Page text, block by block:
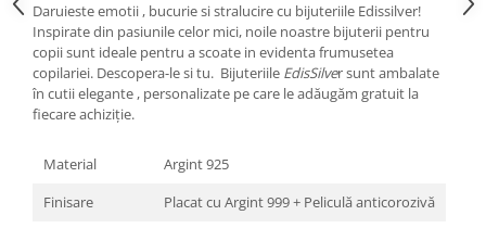
Daruieste emotii , bucurie si stralucire cu bijuteriile Edissilver!
Inspirate din pasiunile celor mici, noile noastre bijuterii pentru
copii sunt ideale pentru a scoate in evidenta frumusetea
copilariei. Descopera-le si tu. Bijuteriile EdisSilver sunt ambalate
în cutii elegante , personalizate pe care le adăugăm gratuit la
fiecare achiziție.
Material
Argint 925
Finisare
Placat cu Argint 999 + Peliculă anticorozivă